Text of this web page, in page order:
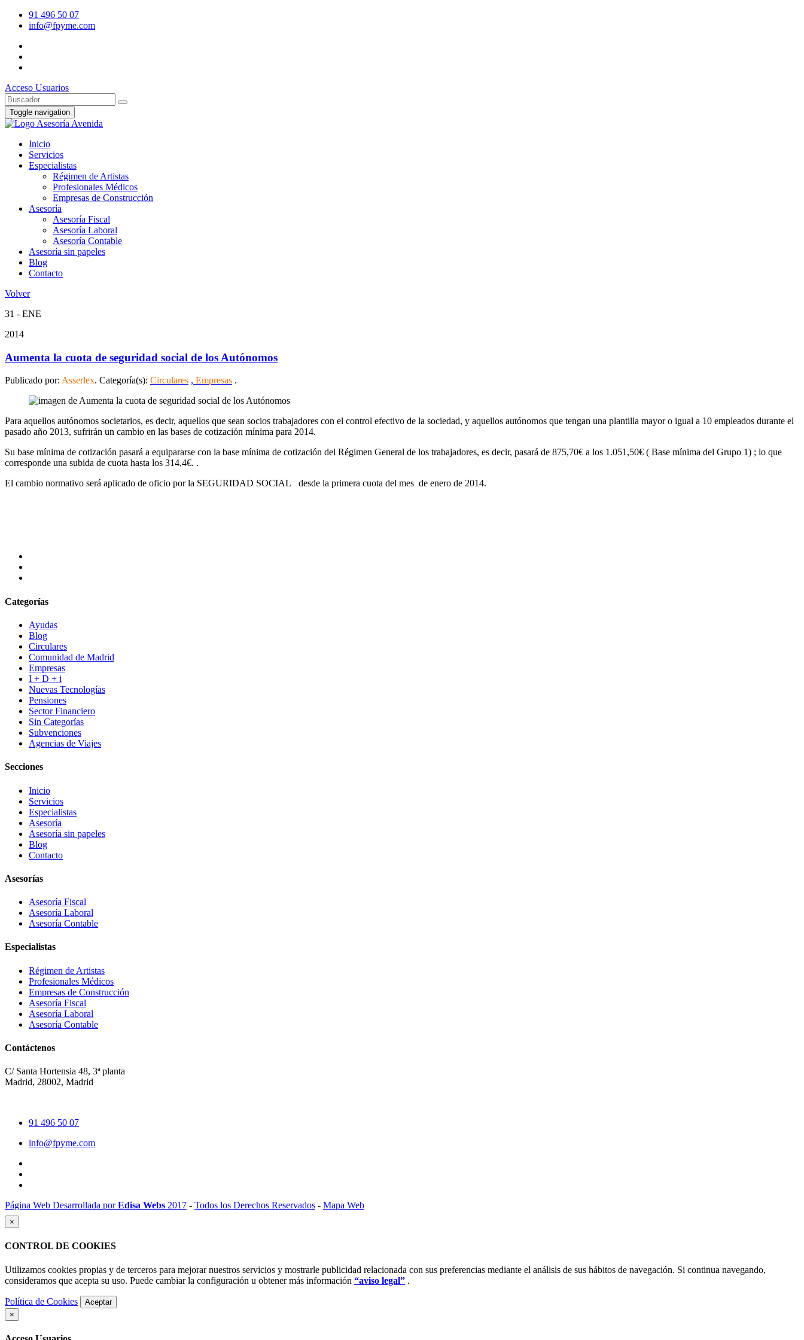
91 496 50 07
info@fpyme.com
Acceso Usuarios
Toggle navigation
Inicio
Servicios
Especialistas
Régimen de Artistas
Profesionales Médicos
Empresas de Construcción
Asesoría
Asesoría Fiscal
Asesoría Laboral
Asesoría Contable
Asesoría sin papeles
Blog
Contacto
Volver
31 - ENE
2014
Aumenta la cuota de seguridad social de los Autónomos
Publicado por: Asserlex. Categoría(s): Circulares , Empresas .
Para aquellos autónomos societarios, es decir, aquellos que sean socios trabajadores con el control efectivo de la sociedad, y aquellos autónomos que tengan una plantilla mayor o igual a 10 empleados durante el
pasado año 2013, sufrirán un cambio en las bases de cotización mínima para 2014.
Su base mínima de cotización pasará a equipararse con la base mínima de cotización del Régimen General de los trabajadores, es decir, pasará de 875,70€ a los 1.051,50€ ( Base mínima del Grupo 1) ; lo que
corresponde una subida de cuota hasta los 314,4€. .
El cambio normativo será aplicado de oficio por la SEGURIDAD SOCIAL desde la primera cuota del mes de enero de 2014.
Categorías
Ayudas
Blog
Circulares
Comunidad de Madrid
Empresas
I + D + i
Nuevas Tecnologías
Pensiones
Sector Financiero
Sin Categorías
Subvenciones
Agencias de Viajes
Secciones
Inicio
Servicios
Especialistas
Asesoría
Asesoría sin papeles
Blog
Contacto
Asesorías
Asesoría Fiscal
Asesoría Laboral
Asesoría Contable
Especialistas
Régimen de Artistas
Profesionales Médicos
Empresas de Construcción
Asesoría Fiscal
Asesoría Laboral
Asesoría Contable
Contáctenos
C/ Santa Hortensia 48, 3ª planta
Madrid, 28002, Madrid
91 496 50 07
info@fpyme.com
Página Web Desarrollada porEdisa Webs 2017 - Todos los Derechos Reservados - Mapa Web
×
CONTROL DE COOKIES
Utilizamos cookies propias y de terceros para mejorar nuestros servicios y mostrarle publicidad relacionada con sus preferencias mediante el análisis de sus hábitos de navegación. Si continua navegando,
consideramos que acepta su uso. Puede cambiar la configuración u obtener más información “aviso legal” .
Política de Cookies
Aceptar
×